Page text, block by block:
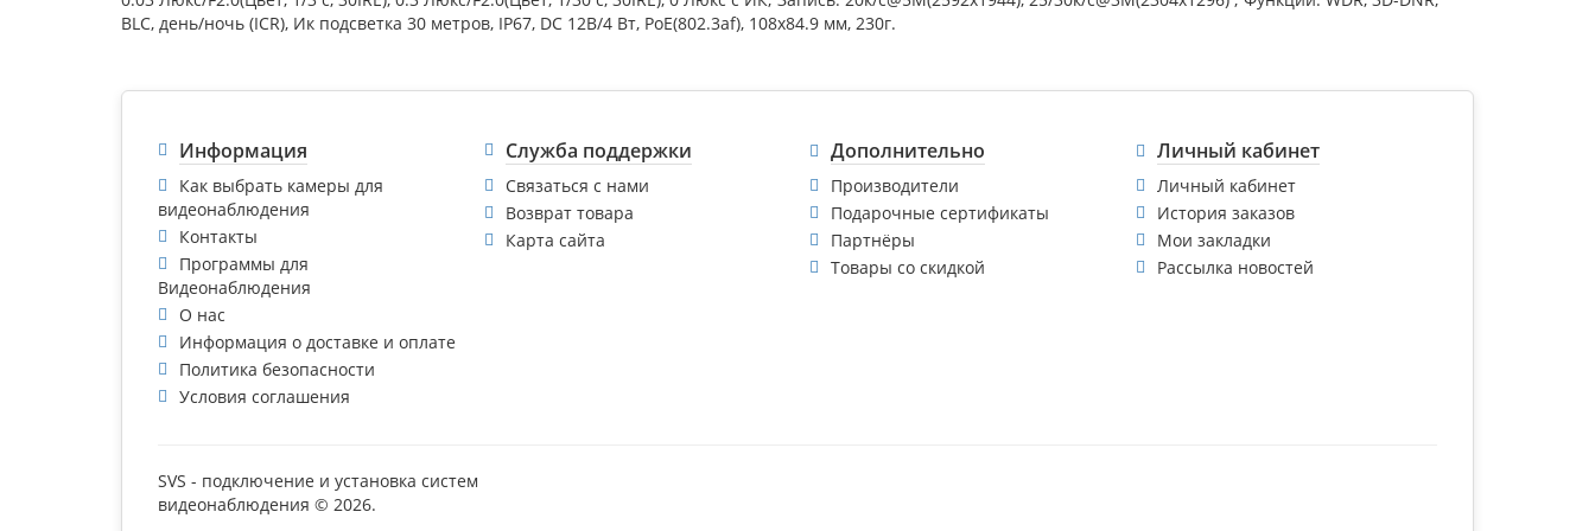
BLC, день/ночь (ICR), Ик подсветка 30 метров, IP67, DC 12В/4 Вт, PoE(802.3af), 108х84.9 мм, 230г.
Информация
Как выбрать камеры для
видеонаблюдения
Контакты
Программы для
Видеонаблюдения
О нас
Информация о доставке и оплате
Политика безопасности
Условия соглашения
Служба поддержки
Связаться с нами
Возврат товара
Карта сайта
Дополнительно
Производители
Подарочные сертификаты
Партнёры
Товары со скидкой
Личный кабинет
Личный кабинет
История заказов
Мои закладки
Рассылка новостей
SVS - подключение и установка систем
видеонаблюдения © 2026.